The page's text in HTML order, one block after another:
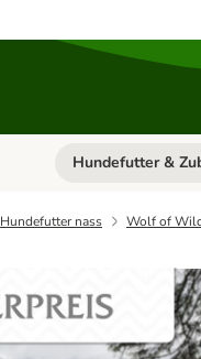
Kategorie-Menü
Hundefutter &
Hundefutter nass Wolf of